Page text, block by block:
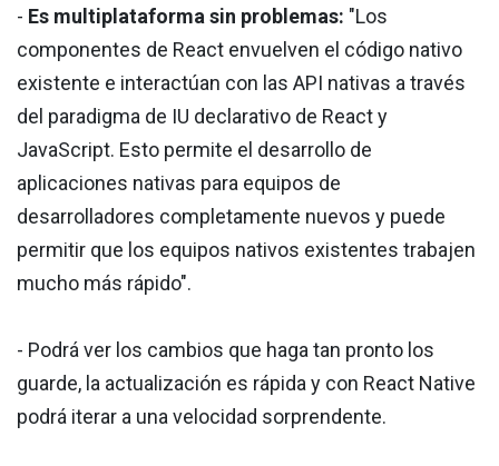
- Es multiplataforma sin problemas: "Los
componentes de React envuelven el código nativo
existente e interactúan con las API nativas a través
del paradigma de IU declarativo de React y
JavaScript. Esto permite el desarrollo de
aplicaciones nativas para equipos de
desarrolladores completamente nuevos y puede
permitir que los equipos nativos existentes trabajen
mucho más rápido".
- Podrá ver los cambios que haga tan pronto los
guarde, la actualización es rápida y con React Native
podrá iterar a una velocidad sorprendente.